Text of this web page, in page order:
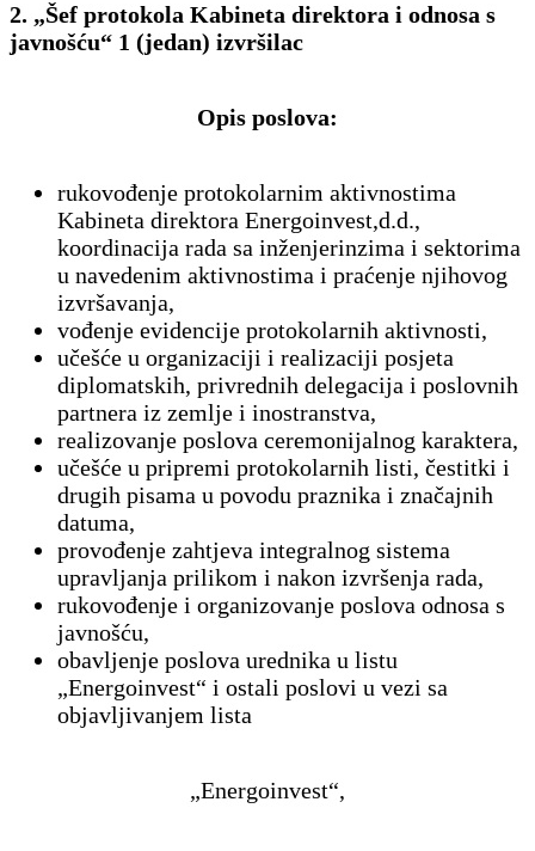
2. „Šef protokola Kabineta direktora i odnosa s
javnošću“ 1 (jedan) izvršilac
Opis poslova:
rukovođenje protokolarnim aktivnostima
Kabineta direktora Energoinvest,d.d.,
koordinacija rada sa inženjerinzima i sektorima
u navedenim aktivnostima i praćenje njihovog
izvršavanja,
vođenje evidencije protokolarnih aktivnosti,
učešće u organizaciji i realizaciji posjeta
diplomatskih, privrednih delegacija i poslovnih
partnera iz zemlje i inostranstva,
realizovanje poslova ceremonijalnog karaktera,
učešće u pripremi protokolarnih listi, čestitki i
drugih pisama u povodu praznika i značajnih
datuma,
provođenje zahtjeva integralnog sistema
upravljanja prilikom i nakon izvršenja rada,
rukovođenje i organizovanje poslova odnosa s
javnošću,
obavljenje poslova urednika u listu
„Energoinvest“ i ostali poslovi u vezi sa
objavljivanjem lista
„Energoinvest“,